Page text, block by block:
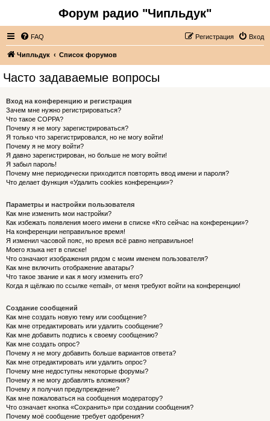
Форум радио "Чипльдук"
FAQ Вход
Регистрация
Чипльдук Список форумов
Часто задаваемые вопросы
Вход на конференцию и регистрация
Зачем мне нужно регистрироваться?
Что такое COPPA?
Почему я не могу зарегистрироваться?
Я только что зарегистрировался, но не могу войти!
Почему я не могу войти?
Я давно зарегистрирован, но больше не могу войти!
Я забыл пароль!
Почему мне периодически приходится повторять ввод имени и пароля?
Что делает функция «Удалить cookies конференции»?
Параметры и настройки пользователя
Как мне изменить мои настройки?
Как избежать появления моего имени в списке «Кто сейчас на конференции»?
На конференции неправильное время!
Я изменил часовой пояс, но время всё равно неправильное!
Моего языка нет в списке!
Что означают изображения рядом с моим именем пользователя?
Как мне включить отображение аватары?
Что такое звание и как я могу изменить его?
Когда я щёлкаю по ссылке «email», от меня требуют войти на конференцию!
Создание сообщений
Как мне создать новую тему или сообщение?
Как мне отредактировать или удалить сообщение?
Как мне добавить подпись к своему сообщению?
Как мне создать опрос?
Почему я не могу добавить больше вариантов ответа?
Как мне отредактировать или удалить опрос?
Почему мне недоступны некоторые форумы?
Почему я не могу добавлять вложения?
Почему я получил предупреждение?
Как мне пожаловаться на сообщения модератору?
Что означает кнопка «Сохранить» при создании сообщения?
Почему моё сообщение требует одобрения?